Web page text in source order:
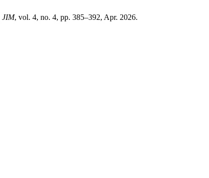
JIM, vol. 4, no. 4, pp. 385–392, Apr. 2026.